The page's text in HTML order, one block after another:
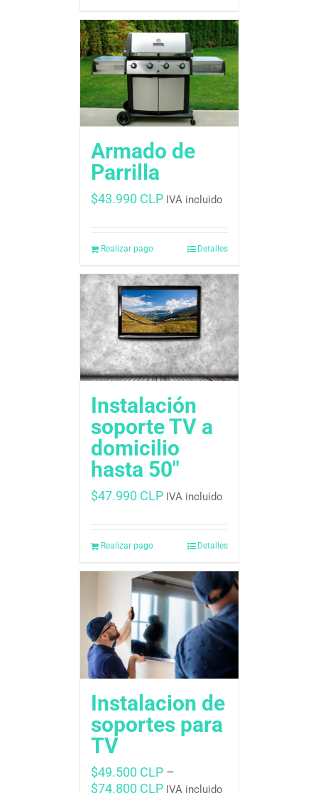
Armado de
Parrilla
$43.990 CLP IVA incluido
Realizar pago Detalles
Instalación
soporte TV a
domicilio
hasta 50″
$47.990 CLP IVA incluido
Realizar pago Detalles
Instalacion de
soportes para
TV
$49.500 CLP–
$74.800 CLP IVA incluido